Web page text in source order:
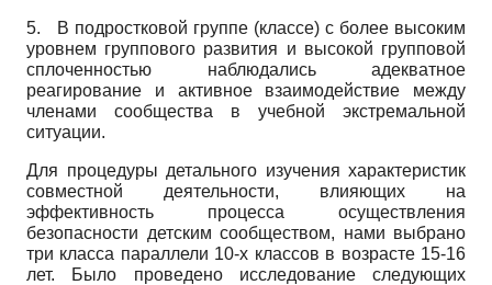
5.
В подростковой группе (классе) с более высоким
уровнем группового развития и высокой групповой
сплоченностью наблюдались адекватное
реагирование и активное взаимодействие между
членами сообщества в учебной экстремальной
ситуации.
Для процедуры детального изучения характеристик
совместной деятельности, влияющих на
эффективность процесса осуществления
безопасности детским сообществом, нами выбрано
три класса параллели 10-х классов в возрасте 15-16
лет. Было проведено исследование следующих